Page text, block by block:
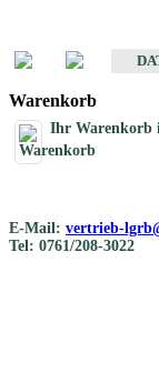
Warenkorb
Ihr Warenkorb
E-Mail: vertrieb-
Tel: 0761/208-3022